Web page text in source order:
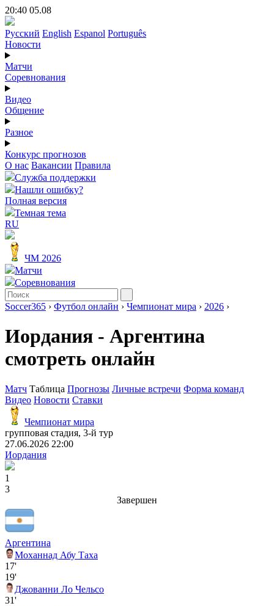
20:40 05.08
Русский English Espanol Português
Новости
Матчи
Соревнования
Видео
Общение
Разное
Конкурс прогнозов
О нас Вакансии Правила
Служба поддержки
Нашли ошибку?
Полная версия
Темная тема
RU
ЧМ 2026
Матчи
Соревнования
Soccer365 › Футбол онлайн › Чемпионат мира › 2026 ›
Иордания - Аргентина
смотреть онлайн
Матч Таблица Прогнозы Личные встречи Форма команд
Видео Новости Ставки
Чемпионат мира
групповая стадия, 3-й тур
27.06.2026 22:00
Иордания
1
3
Завершен
Аргентина
Моханнад Абу Таха
17'
19'
Джованни Ло Чельсо
31'